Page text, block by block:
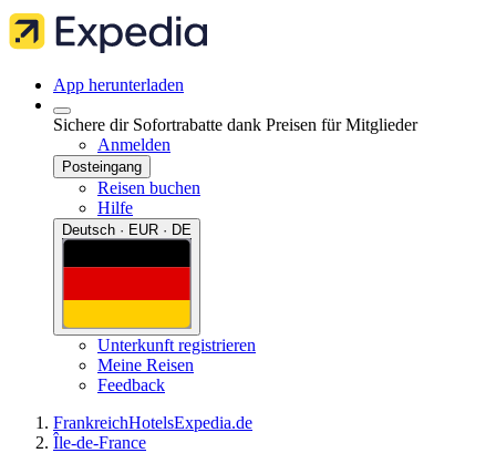
App herunterladen
Sichere dir Sofortrabatte dank Preisen für Mitglieder
Anmelden
Posteingang
Reisen buchen
Hilfe
Deutsch · EUR · DE
Unterkunft registrieren
Meine Reisen
Feedback
FrankreichHotelsExpedia.de
Île-de-France